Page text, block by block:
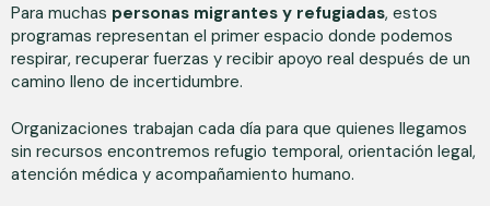
Para muchas personas migrantes y refugiadas, estos
programas representan el primer espacio donde podemos
respirar, recuperar fuerzas y recibir apoyo real después de un
camino lleno de incertidumbre.
Organizaciones trabajan cada día para que quienes llegamos
sin recursos encontremos refugio temporal, orientación legal,
atención médica y acompañamiento humano.